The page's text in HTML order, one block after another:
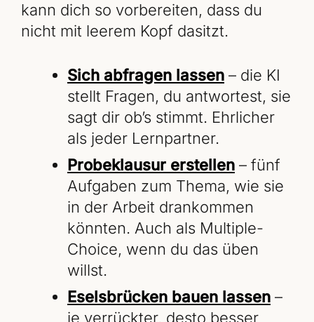
kann dich so vorbereiten, dass du
nicht mit leerem Kopf dasitzt.
Sich abfragen lassen – die KI
stellt Fragen, du antwortest, sie
sagt dir ob’s stimmt. Ehrlicher
als jeder Lernpartner.
Probeklausur erstellen – fünf
Aufgaben zum Thema, wie sie
in der Arbeit drankommen
könnten. Auch als Multiple-
Choice, wenn du das üben
willst.
Eselsbrücken bauen lassen –
je verrückter, desto besser